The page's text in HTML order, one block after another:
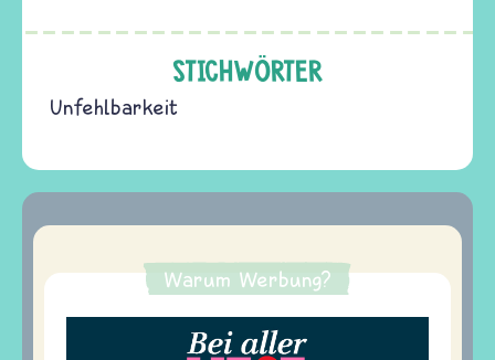
STICHWÖRTER
Unfehlbarkeit
Warum Werbung?